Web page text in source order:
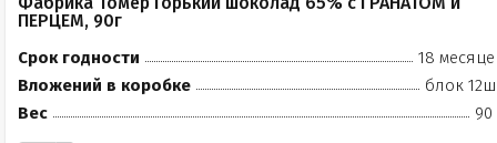
ПЕРЦЕМ, 90г
Срок годности
18
Вложений в коробке
блок
Вес
90